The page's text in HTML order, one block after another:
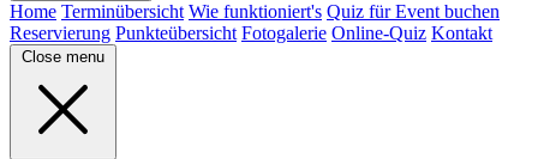
Home Terminübersicht Wie funktioniert's Quiz für Event buchen
Reservierung Punkteübersicht Fotogalerie Online-Quiz Kontakt
Close menu